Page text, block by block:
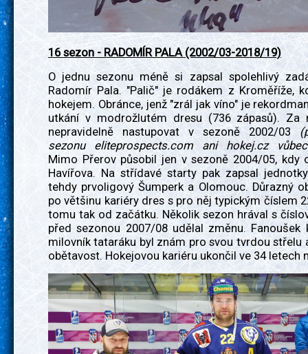
16 sezon - RADOMÍR PALA (2002/03-2018/19)
O jednu sezonu méně si zapsal spolehlivý
Radomír Pala. "Palič" je rodákem z Kroměříže,
hokejem. Obránce, jenž "zrál jak víno" je
utkání v modrožlutém dresu (736 zápasů). Za
nepravidelně nastupovat v sezoně 2002/03
sezonu eliteprospects.com ani hokej.cz
Mimo Přerov působil jen v sezoně 2004/05, kdy
Havířova. Na střídavé starty pak zapsal
tehdy prvoligový Šumperk a Olomouc. Důrazný
po většinu kariéry dres s pro něj typickým číslem
tomu tak od začátku. Několik sezon hrával s
před sezonou 2007/08 udělal změnu. Fanoušek
milovník tataráku byl znám pro svou tvrdou střelu
obětavost. Hokejovou kariéru ukončil ve 34 letech